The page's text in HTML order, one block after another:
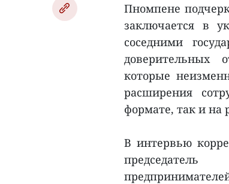
Пномпене
заключается в
соседними
доверительных
которые
расширения
формате, так и на
В интервью